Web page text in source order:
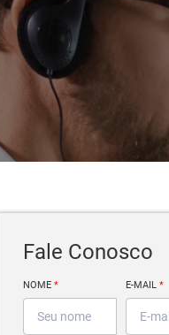
Fale Conosco
NOME * E-MAIL*